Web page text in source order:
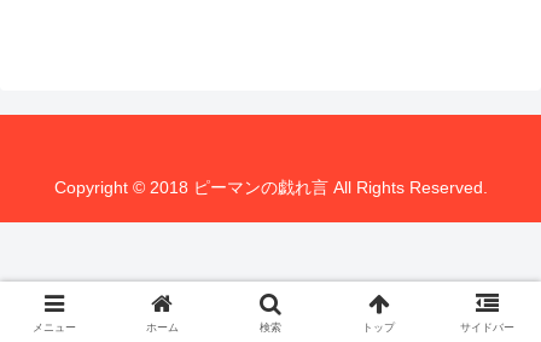
Copyright © 2018 ピーマンの戯れ言 All Rights Reserved.
メニュー ホーム 検索 トップ サイドバー